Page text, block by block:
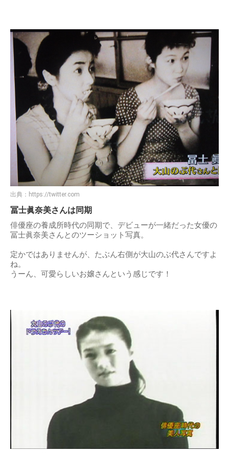
出典： https://twitter.com
冨士眞奈美さんは同期
俳優座の養成所時代の同期で、デビューが一緒だった女優の
冨士眞奈美さんとのツーショット写真。
定かではありませんが、たぶん右側が大山のぶ代さんですよ
ね。
うーん、可愛らしいお嬢さんという感じです！